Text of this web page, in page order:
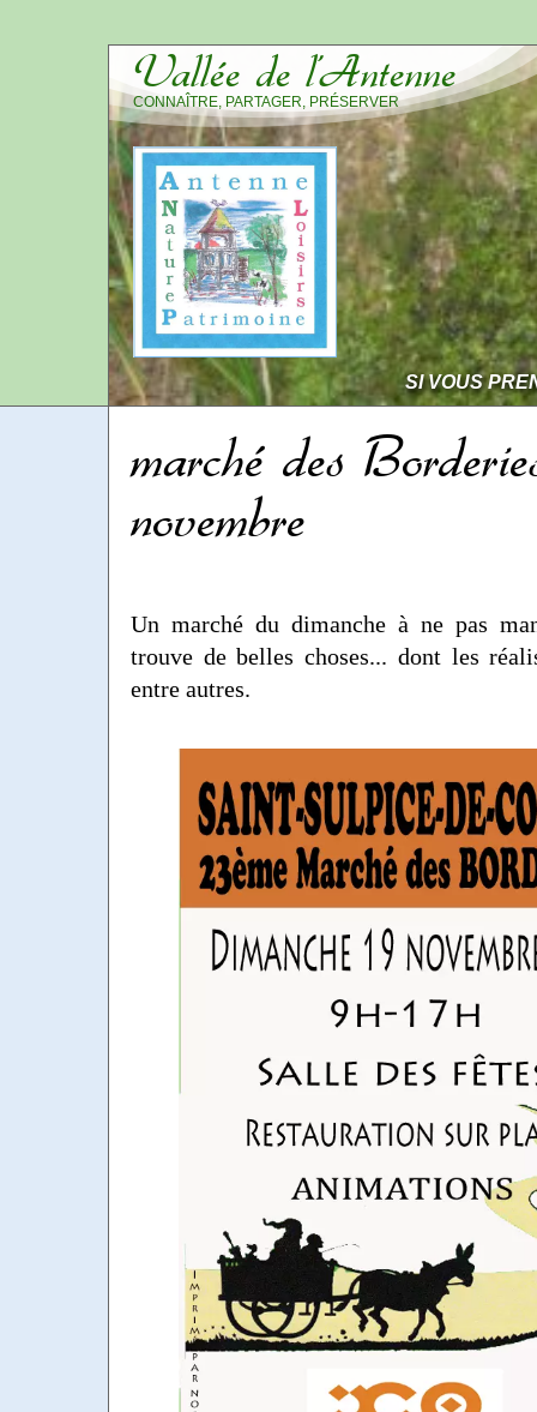
Vallée de l’Antenne
CONNAÎTRE, PARTAGER, PRÉSERVER
SI VOUS
marché des
novembre
Un marché du dimanche à ne pas
trouve de belles choses... dont les
entre autres.